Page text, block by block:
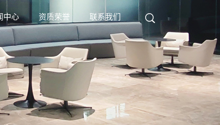
中心 资质荣誉 联系我们